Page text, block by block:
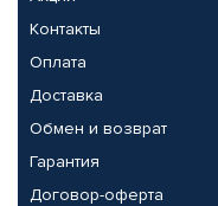
Контакты
Оплата
Доставка
Обмен и возврат
Гарантия
Договор-оферта